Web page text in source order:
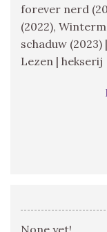
forever nerd
(2022),
schaduw
Lezen | hekserij